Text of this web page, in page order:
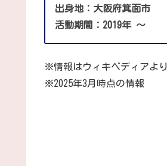
出身地：大阪府箕面市
活動期間：2019年 〜
※情報はウィキペディアより
※2025年3月時点の情報